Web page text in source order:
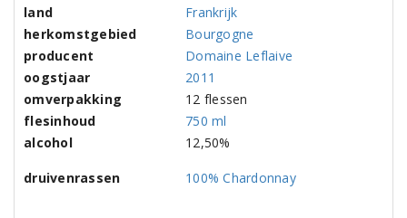
land
Frankrijk
herkomstgebied
Bourgogne
producent
Domaine Leflaive
oogstjaar
2011
omverpakking
12 flessen
flesinhoud
750 ml
alcohol
12,50%
druivenrassen 100% Chardonnay